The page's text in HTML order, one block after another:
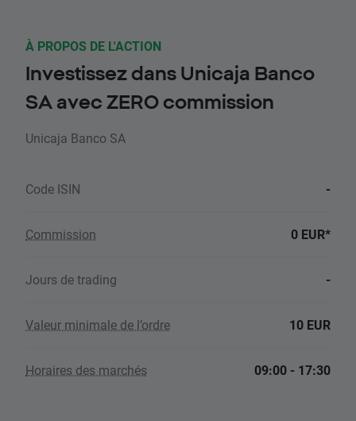
À PROPOS DE L'ACTION
Investissez dans Unicaja Banco
SA avec ZERO commission
Unicaja Banco SA
Code ISIN -
Commission 0 EUR*
Jours de trading -
Valeur minimale de l’ordre 10 EUR
Horaires des marchés 09:00 - 17:30